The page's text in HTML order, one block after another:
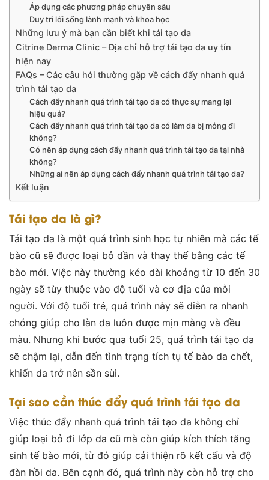
Áp dụng các phương pháp chuyên sâu
Duy trì lối sống lành mạnh và khoa học
Những lưu ý mà bạn cần biết khi tái tạo da
Citrine Derma Clinic – Địa chỉ hỗ trợ tái tạo da uy tín
hiện nay
FAQs – Các câu hỏi thường gặp về cách đẩy nhanh quá
trình tái tạo da
Cách đẩy nhanh quá trình tái tạo da có thực sự mang lại
hiệu quả?
Cách đẩy nhanh quá trình tái tạo da có làm da bị mỏng đi
không?
Có nên áp dụng cách đẩy nhanh quá trình tái tạo da tại nhà
không?
Những ai nên áp dụng cách đẩy nhanh quá trình tái tạo da?
Kết luận
Tái tạo da là gì?
Tái tạo da là một quá trình sinh học tự nhiên mà các tế
bào cũ sẽ được loại bỏ dần và thay thế bằng các tế
bào mới. Việc này thường kéo dài khoảng từ 10 đến 30
ngày sẽ tùy thuộc vào độ tuổi và cơ địa của mỗi
người. Với độ tuổi trẻ, quá trình này sẽ diễn ra nhanh
chóng giúp cho làn da luôn được mịn màng và đều
màu. Nhưng khi bước qua tuổi 25, quá trình tái tạo da
sẽ chậm lại, dẫn đến tình trạng tích tụ tế bào da chết,
khiến da trở nên sần sùi.
Tại sao cần thúc đẩy quá trình tái tạo da
Việc thúc đẩy nhanh quá trình tái tạo da không chỉ
giúp loại bỏ đi lớp da cũ mà còn giúp kích thích tăng
sinh tế bào mới, từ đó giúp cải thiện rõ kết cấu và độ
đàn hồi da. Bên cạnh đó, quá trình này còn hỗ trợ cho